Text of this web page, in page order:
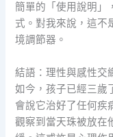
簡單的「使用說明」
式。對我來說，這不
境調節器。
結語：理性與感性交
如今，孩子已經三歲
會說它治好了任何疾
觀察到當天珠被放在